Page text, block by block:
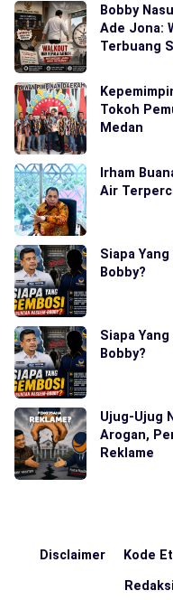
Bobby
Ade Jona:
Terbuang
Tokoh
Medan
Irham
Air
Siapa
Bobby?
Siapa
Bobby?
Ujug-Ujug
Arogan,
Reklame
Disclaimer Kode
Redaksi